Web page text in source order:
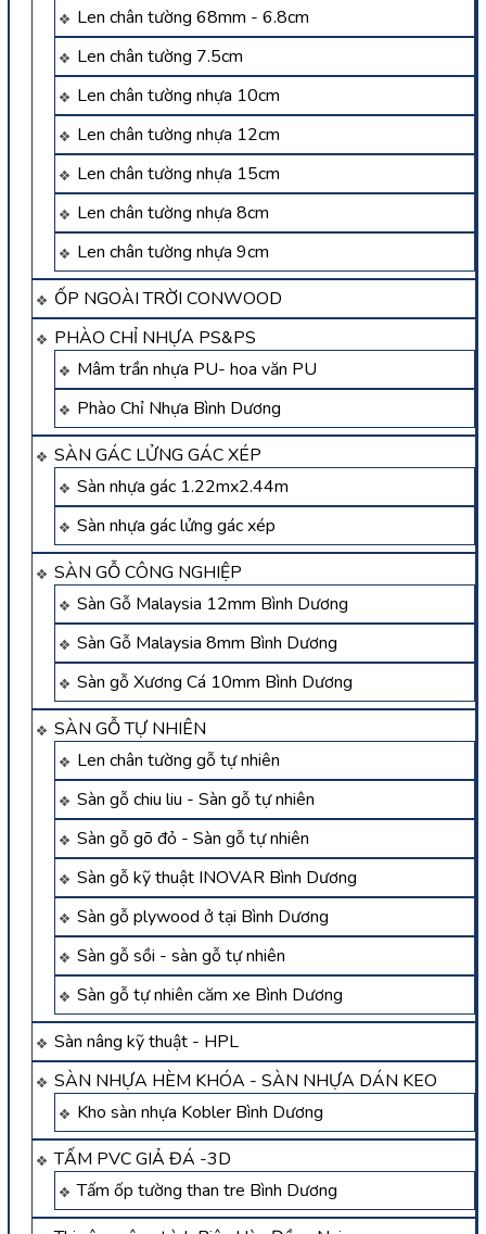
Len chân tường 68mm - 6.8cm
Len chân tường 7.5cm
Len chân tường nhựa 10cm
Len chân tường nhựa 12cm
Len chân tường nhựa 15cm
Len chân tường nhựa 8cm
Len chân tường nhựa 9cm
ỐP NGOÀI TRỜI CONWOOD
PHÀO CHỈ NHỰA PS&PS
Mâm trần nhựa PU- hoa văn PU
Phào Chỉ Nhựa Bình Dương
SÀN GÁC LỬNG GÁC XÉP
Sàn nhựa gác 1.22mx2.44m
Sàn nhựa gác lửng gác xép
SÀN GỖ CÔNG NGHIỆP
Sàn Gỗ Malaysia 12mm Bình Dương
Sàn Gỗ Malaysia 8mm Bình Dương
Sàn gỗ Xương Cá 10mm Bình Dương
SÀN GỖ TỰ NHIÊN
Len chân tường gỗ tự nhiên
Sàn gỗ chiu liu - Sàn gỗ tự nhiên
Sàn gỗ gõ đỏ - Sàn gỗ tự nhiên
Sàn gỗ kỹ thuật INOVAR Bình Dương
Sàn gỗ plywood ở tại Bình Dương
Sàn gỗ sồi - sàn gỗ tự nhiên
Sàn gỗ tự nhiên căm xe Bình Dương
Sàn nâng kỹ thuật - HPL
SÀN NHỰA HÈM KHÓA - SÀN NHỰA DÁN KEO
Kho sàn nhựa Kobler Bình Dương
TẤM PVC GIẢ ĐÁ -3D
Tấm ốp tường than tre Bình Dương